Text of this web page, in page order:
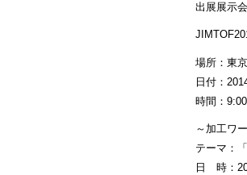
出展展示
場所：東
日付：
時間：
～加工ワ
テーマ：
日 時：